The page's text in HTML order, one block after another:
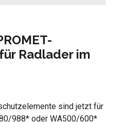
Radlader im
sind jetzt für
988* oder WA500/600*